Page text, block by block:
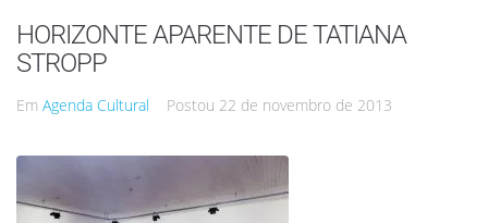
HORIZONTE APARENTE DE TATIANA
STROPP
Em Agenda Cultural Postou 22 de novembro de 2013